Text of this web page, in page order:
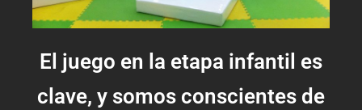
El juego en la etapa infantil es
clave, y somos conscientes de